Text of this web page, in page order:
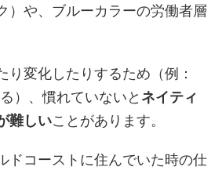
）や、ブルーカラーの労働者層
り変化したりするため（例：
）、慣れていないと ネイティ
難しいことがあります。
ドコーストに住んでいた時の仕